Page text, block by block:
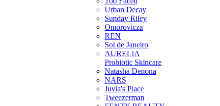
Urban Decay
Sunday Riley
Omorovicza
REN
Sol de Janeiro
AURELIA
Probiotic Skincare
Natasha Denona
NARS
Juvia's Place
Tweezerman